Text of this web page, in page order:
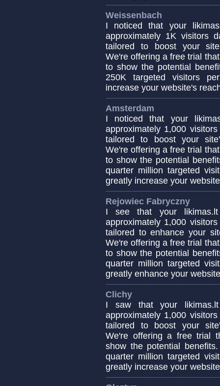
Weissenbach
I noticed that your
approximately 1K visitors
tailored to boost your
We're offering a free trial
to show the potential
250K targeted visitors
increase your website's
Amsterdam
I noticed that your
approximately 1,000
tailored to boost your
We're offering a free trial
to show the potential
quarter million targeted
greatly increase your
Rejowiec Fabryczny
I see that your
approximately 1,000
tailored to enhance your
We're offering a free trial
to show the potential
quarter million targeted
greatly enhance your
Clichy
I saw that your
approximately 1,000
tailored to boost your
We're offering a free trial
show the potential
quarter million targeted
greatly increase your